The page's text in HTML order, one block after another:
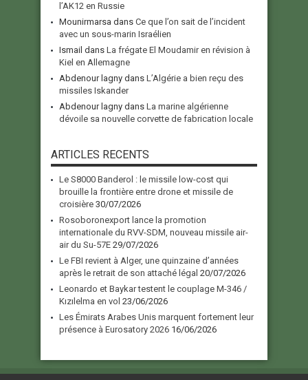
l’AK12 en Russie
Mounirmarsa dans Ce que l’on sait de l’incident
avec un sous-marin Israélien
Ismail dans La frégate El Moudamir en révision à
Kiel en Allemagne
Abdenour lagny dans L’Algérie a bien reçu des
missiles Iskander
Abdenour lagny dans La marine algérienne
dévoile sa nouvelle corvette de fabrication locale
ARTICLES RECENTS
Le S8000 Banderol : le missile low-cost qui
brouille la frontière entre drone et missile de
croisière 30/07/2026
Rosoboronexport lance la promotion
internationale du RVV-SDM, nouveau missile air-
air du Su-57E 29/07/2026
Le FBI revient à Alger, une quinzaine d’années
après le retrait de son attaché légal 20/07/2026
Leonardo et Baykar testent le couplage M-346 /
Kızılelma en vol 23/06/2026
Les Émirats Arabes Unis marquent fortement leur
présence à Eurosatory 2026 16/06/2026